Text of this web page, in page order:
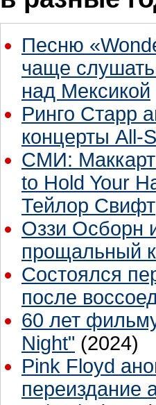
Песню
чаще
над Мексикой
Ринго Старр
концерты All-
СМИ:
to Hold Your
Тейлор Свифт
Оззи Осборн
прощальный
Состоялся
после
60 лет
Night" (2024)
Pink Floyd
переиздание